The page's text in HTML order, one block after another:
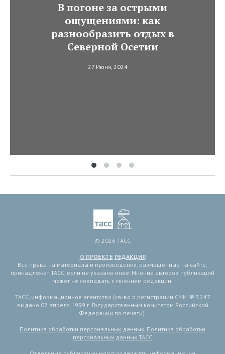
В погоне за острыми
ощущениями: как
разнообразить отдых в
Северной Осетии
27 Июня, 2024
© 2026 ТАСС
О ПРОЕКТЕ РЕДАКЦИЯ
Все права на материалы и произведения, размещенные на сайте,
принадлежат ТАСС, если не указано иное. Мнение авторов публикаций
может не совпадать с мнением редакции.
ТАСС, информационное агентство (св-во о регистрации СМИ № 3 247
выдано 02 апреля 1999 г. Государственным комитетом Российской
Федерации по печати).
Политика обработки персональных данных, Политика обработки
персональных данных ТАСС